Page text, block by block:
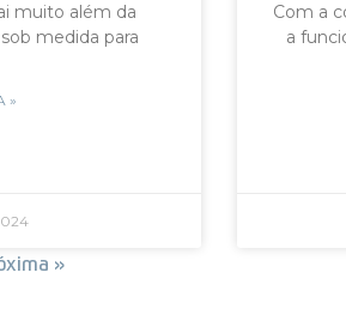
muito além da
medida para
»
Com a
a
»